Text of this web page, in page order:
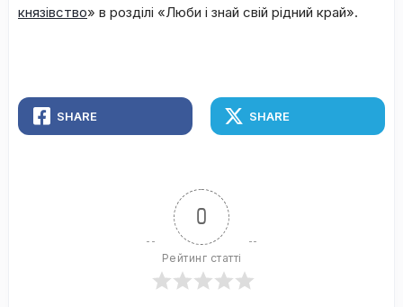
князівство» в розділі «Люби і знай свій рідний край».
SHARE SHARE
0
Рейтинг статті